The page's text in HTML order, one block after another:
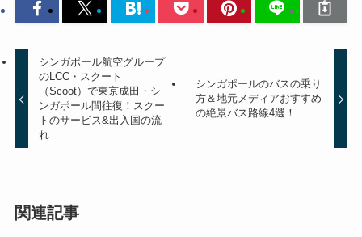
シンガポール航空グループ
のLCC・スクート
（Scoot）で東京成田・シ
ンガポール間往復！スクー
トのサービス&出入国の流
れ
シンガポールのバスの乗り
方＆地元メディアおすすめ
の絶景バス路線4選！
関連記事